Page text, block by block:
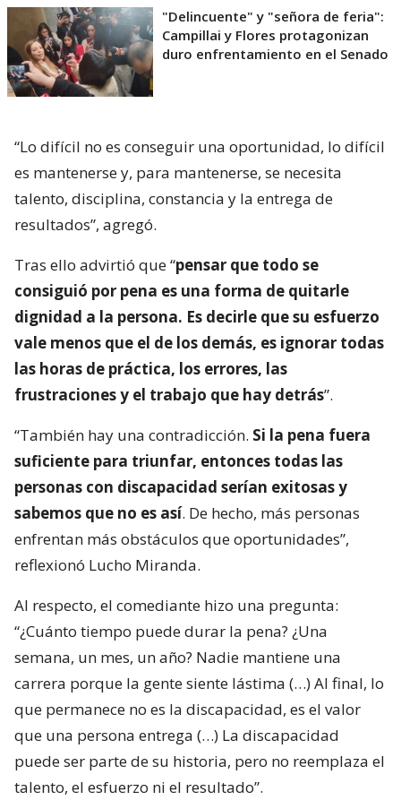
"Delincuente" y "señora de feria":
Campillai y Flores protagonizan
duro enfrentamiento en el Senado
“Lo difícil no es conseguir una oportunidad, lo difícil
es mantenerse y, para mantenerse, se necesita
talento, disciplina, constancia y la entrega de
resultados”, agregó.
Tras ello advirtió que “pensar que todo se
consiguió por pena es una forma de quitarle
dignidad a la persona. Es decirle que su esfuerzo
vale menos que el de los demás, es ignorar todas
las horas de práctica, los errores, las
frustraciones y el trabajo que hay detrás”.
“También hay una contradicción. Si la pena fuera
suficiente para triunfar, entonces todas las
personas con discapacidad serían exitosas y
sabemos que no es así. De hecho, más personas
enfrentan más obstáculos que oportunidades”,
reflexionó Lucho Miranda.
Al respecto, el comediante hizo una pregunta:
“¿Cuánto tiempo puede durar la pena? ¿Una
semana, un mes, un año? Nadie mantiene una
carrera porque la gente siente lástima (…) Al final, lo
que permanece no es la discapacidad, es el valor
que una persona entrega (…) La discapacidad
puede ser parte de su historia, pero no reemplaza el
talento, el esfuerzo ni el resultado”.